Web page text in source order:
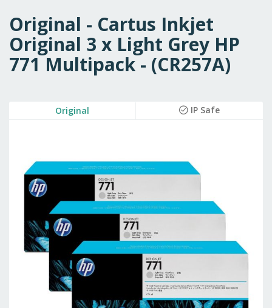
Original - Cartus Inkjet
Original 3 x Light Grey HP
771 Multipack - (CR257A)
images
gallery
Original IP Safe